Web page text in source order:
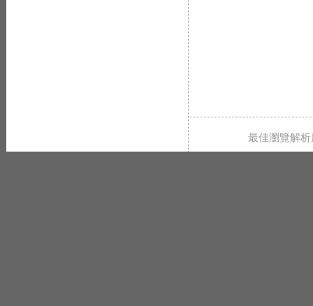
最佳瀏覽解